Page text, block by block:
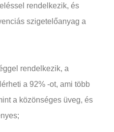
rendelkezik, és
szigetelőanyag a
rendelkezik, a
a 92% -ot, ami több
a közönséges üveg, és